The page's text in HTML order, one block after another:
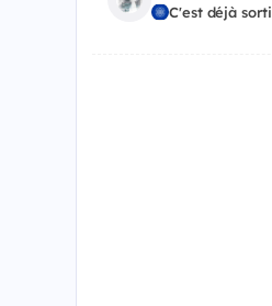
C'est déjà sorti